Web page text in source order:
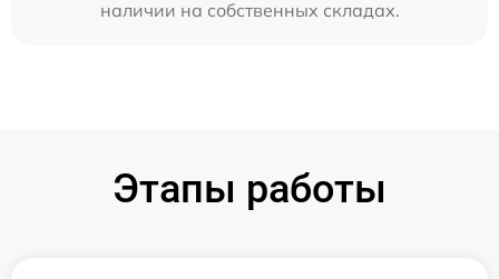
наличии на собственных складах.
Этапы работы